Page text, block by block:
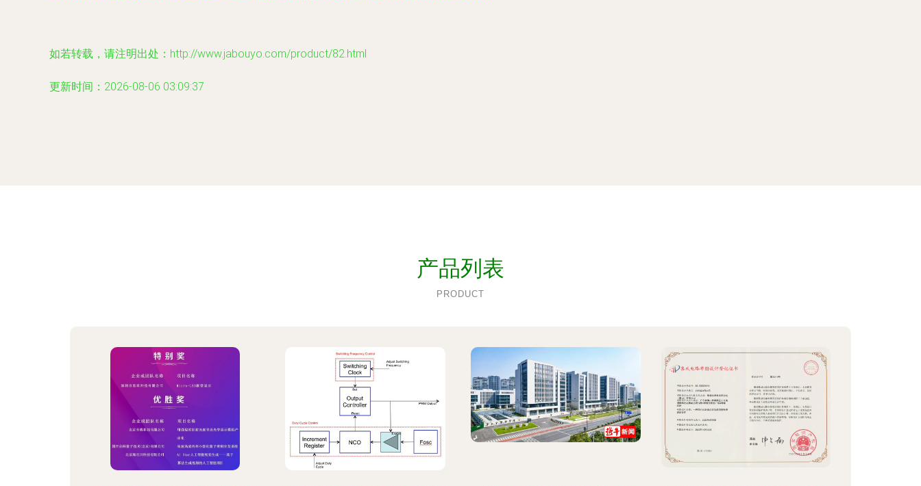
如若转载，请注明出处：http://www.jabouyo.com/product/82.html
更新时间：2026-08-06 03:09:37
产品列表
PRODUCT